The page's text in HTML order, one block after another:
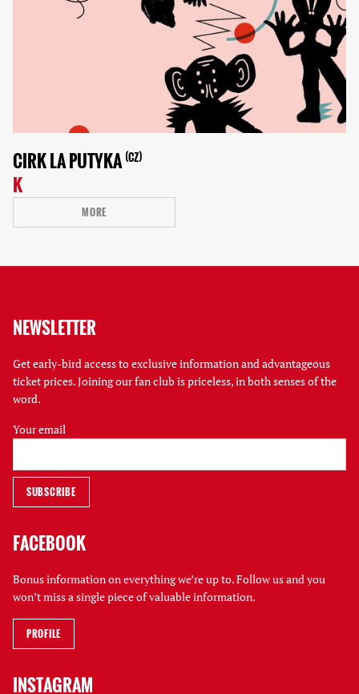
CIRK LA PUTYKA CZ
K
MORE
NEWSLETTER
Get early-bird access to exclusive information and advantageous
ticket prices. Joining our fan club is priceless, in both senses of the
word.
Your email
FACEBOOK
Bonus information on everything we’re up to. Follow us and you
won’t miss a single piece of valuable information.
PROFILE
INSTAGRAM